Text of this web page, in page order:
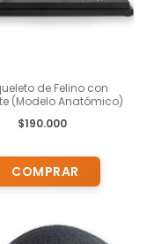
de Felino con
(Modelo Anatómico)
$190.000